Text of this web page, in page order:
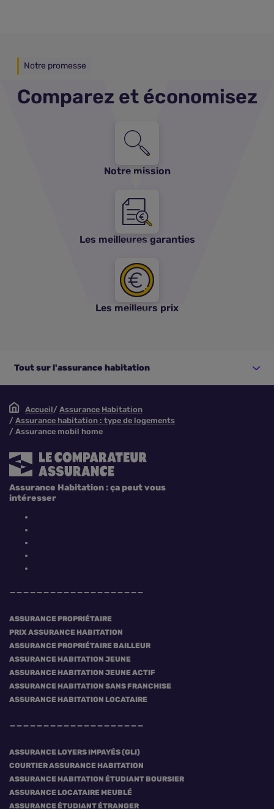
Notre promesse
Comparez et économisez
Notre mission
Les meilleures garanties
Les meilleurs prix
Tout sur l'assurance habitation
Accueil
Assurance Habitation
Assurance habitation : type de logements
Assurance mobil home
ASSURANCE PROPRIÉTAIRE
PRIX ASSURANCE HABITATION
ASSURANCE PROPRIÉTAIRE BAILLEUR
ASSURANCE HABITATION JEUNE
ASSURANCE HABITATION JEUNE ACTIF
ASSURANCE HABITATION SANS FRANCHISE
ASSURANCE HABITATION LOCATAIRE
ASSURANCE LOYERS IMPAYÉS (GLI)
COURTIER ASSURANCE HABITATION
ASSURANCE HABITATION ÉTUDIANT BOURSIER
ASSURANCE LOCATAIRE MEUBLÉ
ASSURANCE ÉTUDIANT ÉTRANGER
Assurance Habitation : ça peut vous
intéresser